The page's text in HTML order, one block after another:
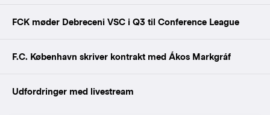
FCK møder Debreceni VSC i Q3 til Conference League
F.C. København skriver kontrakt med Ákos Markgráf
Udfordringer med livestream